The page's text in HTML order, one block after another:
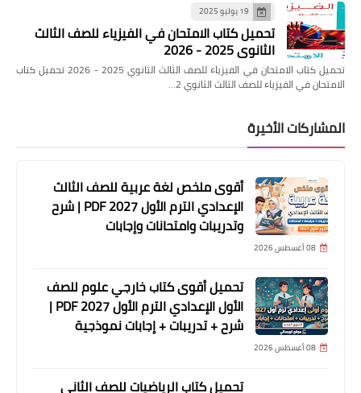
19 يوليو 2025
تحميل كتاب الامتحان في الفيزياء للصف الثالث
الثانوي 2025 - 2026
تحميل كتاب الامتحان في الفيزياء للصف الثالث الثانوي 2025 - 2026 تحميل كتاب
الامتحان في الفيزياء للصف الثالث الثانوي 2…
المشاركات الأخيرة
أقوى ملخص لغة عربية للصف الثالث
الإعدادي الترم الأول 2027 PDF | شرح
وتدريبات وامتحانات وإجابات
08 أغسطس 2026
تحميل أقوى كتاب خارجي علوم للصف
الأول الإعدادي الترم الأول 2027 PDF |
شرح + تدريبات + إجابات نموذجية
08 أغسطس 2026
تحميل كتاب الرياضيات للصف الثاني